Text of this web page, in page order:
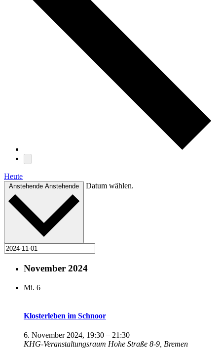
Heute
Anstehende Anstehende Datum wählen.
November 2024
Mi. 6
Klosterleben im Schnoor
6. November 2024, 19:30 – 21:30
KHG-Veranstaltungsraum Hohe Straße 8-9, Bremen